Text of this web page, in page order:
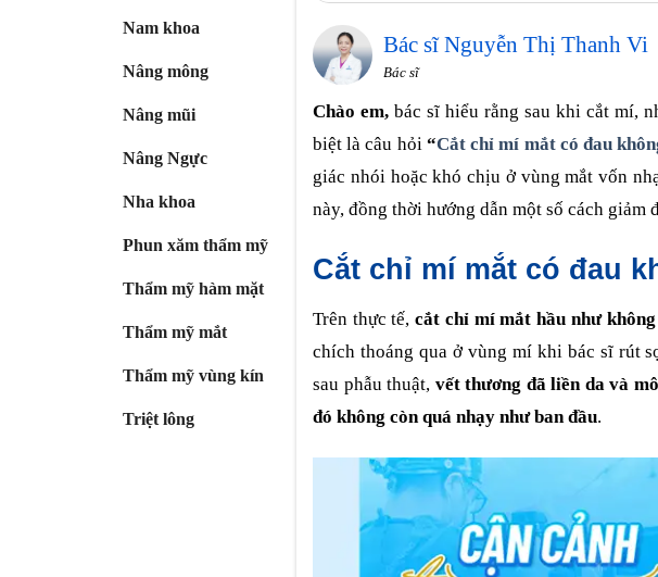
Nam khoa
Nâng mông
Nâng mũi
Nâng Ngực
Nha khoa
Phun xăm thẩm mỹ
Thẩm mỹ hàm mặt
Thẩm mỹ mắt
Thẩm mỹ vùng kín
Triệt lông
Bác sĩ Nguyễn Thị Thanh Vi
Bác sĩ
Chào em, bác sĩ hiểu rằng sau khi cắt mí,
biệt là câu hỏi “Cắt chỉ mí mắt có đau
giác nhói hoặc khó chịu ở vùng mắt vốn
này, đồng thời hướng dẫn một số cách giảm
Cắt chỉ mí mắt có đau
Trên thực tế,cắt chỉ mí mắt hầu như
chích thoáng qua ở vùng mí khi bác sĩ rút
sau phẫu thuật, vết thương đã liền da và
đó không còn quá nhạy như ban đầu.